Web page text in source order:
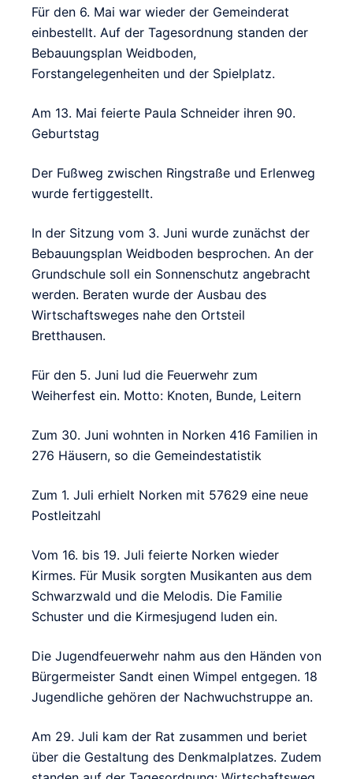
Für den 6. Mai war wieder der Gemeinderat
einbestellt. Auf der Tagesordnung standen der
Bebauungsplan Weidboden,
Forstangelegenheiten und der Spielplatz.
Am 13. Mai feierte Paula Schneider ihren 90.
Geburtstag
Der Fußweg zwischen Ringstraße und Erlenweg
wurde fertiggestellt.
In der Sitzung vom 3. Juni wurde zunächst der
Bebauungsplan Weidboden besprochen. An der
Grundschule soll ein Sonnenschutz angebracht
werden. Beraten wurde der Ausbau des
Wirtschaftsweges nahe den Ortsteil
Bretthausen.
Für den 5. Juni lud die Feuerwehr zum
Weiherfest ein. Motto: Knoten, Bunde, Leitern
Zum 30. Juni wohnten in Norken 416 Familien in
276 Häusern, so die Gemeindestatistik
Zum 1. Juli erhielt Norken mit 57629 eine neue
Postleitzahl
Vom 16. bis 19. Juli feierte Norken wieder
Kirmes. Für Musik sorgten Musikanten aus dem
Schwarzwald und die Melodis. Die Familie
Schuster und die Kirmesjugend luden ein.
Die Jugendfeuerwehr nahm aus den Händen von
Bürgermeister Sandt einen Wimpel entgegen. 18
Jugendliche gehören der Nachwuchstruppe an.
Am 29. Juli kam der Rat zusammen und beriet
über die Gestaltung des Denkmalplatzes. Zudem